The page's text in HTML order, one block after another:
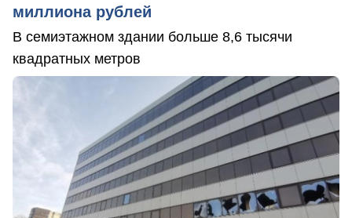
миллиона рублей
В семиэтажном здании больше 8,6 тысячи
квадратных метров